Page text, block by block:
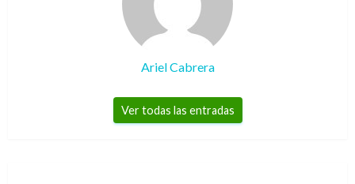
Ariel Cabrera
Ver todas las entradas